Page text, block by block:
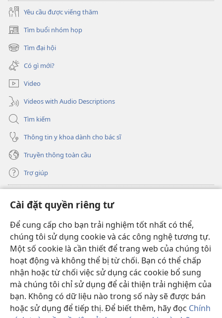
Cài đặt quyền riêng tư
Để cung cấp cho bạn trải nghiệm tốt nhất có thể,
chúng tôi sử dụng cookie và các công nghệ tương tự.
Một số cookie là cần thiết để trang web của chúng tôi
hoạt động và không thể bị từ chối. Bạn có thể chấp
nhận hoặc từ chối việc sử dụng các cookie bổ sung
mà chúng tôi chỉ sử dụng để cải thiện trải nghiệm của
bạn. Không có dữ liệu nào trong số này sẽ được bán
hoặc sử dụng để tiếp thị. Để biết thêm, hãy đọc Chính
Yêu cầu được viếng thăm
Tìm buổi nhóm họp
(mở
cửa
sổ
mới)
Tìm đại hội
(mở
cửa
sổ
mới)
Có gì mới?
Video
Videos with Audio Descriptions
Tìm kiếm
Thông tin y khoa dành cho bác sĩ
Truyền thông toàn cầu
Trợ giúp
(mở
cửa
sổ
mới)
THƯ VIỆN TRỰC TUYẾN Tháp Canh
(mở
cửa
sổ
mới)
JW Hub ®
(mở
cửa
sổ
mới)
JW Library
Thư viện Tháp Canh